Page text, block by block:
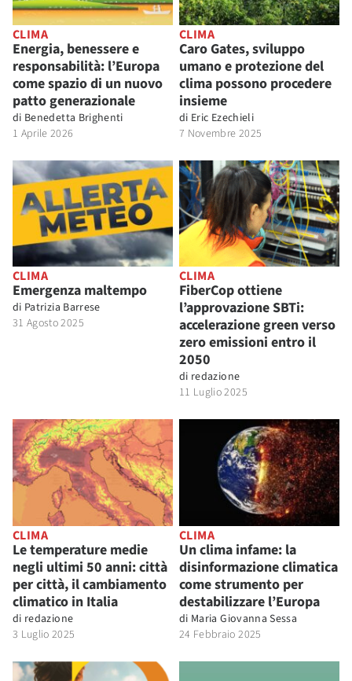
CLIMA
Energia, benessere e
responsabilità: l’Europa
come spazio di un nuovo
patto generazionale
di Benedetta Brighenti
1 Aprile 2026
CLIMA
Caro Gates, sviluppo
umano e protezione del
clima possono procedere
insieme
di Eric Ezechieli
7 Novembre 2025
CLIMA
Emergenza maltempo
di Patrizia Barrese
31 Agosto 2025
CLIMA
FiberCop ottiene
l’approvazione SBTi:
accelerazione green verso
zero emissioni entro il
2050
di redazione
11 Luglio 2025
CLIMA
Le temperature medie
negli ultimi 50 anni: città
per città, il cambiamento
climatico in Italia
di redazione
3 Luglio 2025
CLIMA
Un clima infame: la
disinformazione climatica
come strumento per
destabilizzare l’Europa
di Maria Giovanna Sessa
24 Febbraio 2025